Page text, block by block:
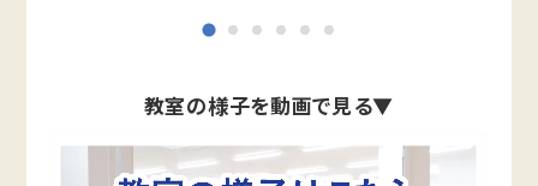
教室の様子を動画で見る▼